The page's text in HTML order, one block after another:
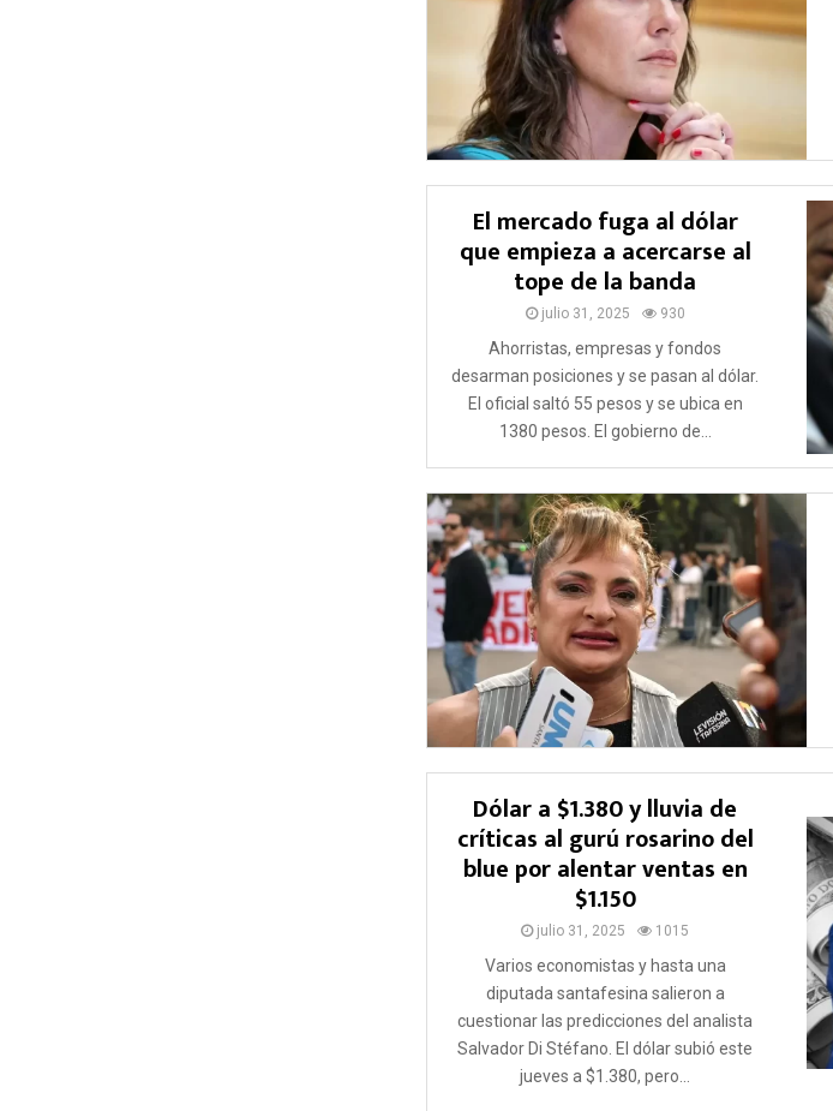
El mercado fuga al dólar
que empieza a acercarse al
tope de la banda
julio 31, 2025 930
Ahorristas, empresas y fondos
desarman posiciones y se pasan al dólar.
El oficial saltó 55 pesos y se ubica en
1380 pesos. El gobierno de...
Dólar a $1.380 y lluvia de
críticas al gurú rosarino del
blue por alentar ventas en
$1.150
julio 31, 2025 1015
Varios economistas y hasta una
diputada santafesina salieron a
cuestionar las predicciones del analista
Salvador Di Stéfano. El dólar subió este
jueves a $1.380, pero...